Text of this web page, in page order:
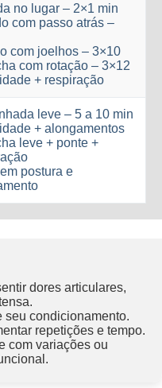
no lugar – 2×1 min
com passo atrás –
com joelhos – 3×10
com rotação – 3×12
+ respiração
leve – 5 a 10 min
+ alongamentos
leve + ponte +
postura e
dores articulares,
seu condicionamento.
repetições e tempo.
com variações ou